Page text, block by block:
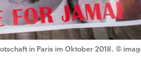
in Paris im Oktober 2018. ©